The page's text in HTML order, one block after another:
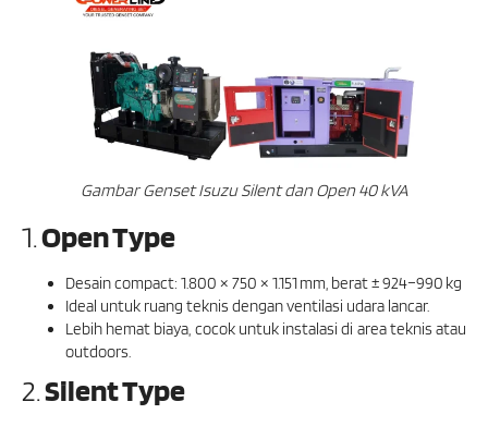
Gambar Genset Isuzu Silent dan Open 40 kVA
1.Open Type
Desain compact: 1.800 × 750 × 1.151 mm, berat ± 924–990 kg
Ideal untuk ruang teknis dengan ventilasi udara lancar.
Lebih hemat biaya, cocok untuk instalasi di area teknis atau
outdoors.
2.Silent Type